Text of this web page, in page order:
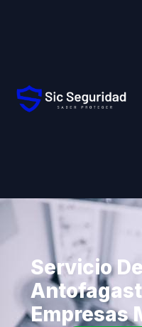
Servicio
Empresas